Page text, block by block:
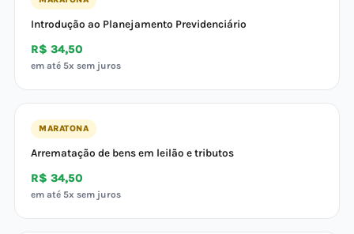
Introdução ao Planejamento Previdenciário
R$ 34,50
em até 5x sem juros
MARATONA
Arrematação de bens em leilão e tributos
R$ 34,50
em até 5x sem juros